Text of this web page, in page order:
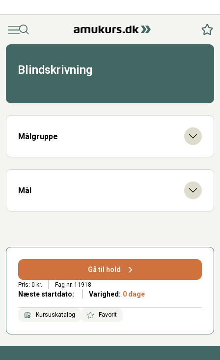
MenuSøg
Blindskrivning
Målgruppe
Mål
Gå til hold
Pris: 0 kr. Fag nr. 11918-
Næste startdato: Varighed: 0 dage
Kursuskatalog Favorit